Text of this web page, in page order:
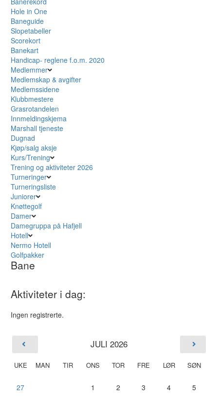
Hole in One
Baneguide
Slopetabeller
Scorekort
Banekart
Handicap- reglene f.o.m. 2020
Medlemmer
Medlemskap & avgifter
Medlemssidene
Klubbmestere
Grasrotandelen
Innmeldingskjema
Marshall tjeneste
Dugnad
Kjøp/salg aksje
Kurs/Trening
Trening og aktiviteter 2026
Turneringer
Turneringsliste
Juniorer
Knøttegolf
Damer
Damegruppa på Hafjell
Hotell
Nermo Hotell
Golfpakker
Bane
Aktiviteter i dag:
Ingen registrerte.
JULI 2026
UKE MAN TIR ONS TOR FRE LØR SØN
27 1 2 3 4 5